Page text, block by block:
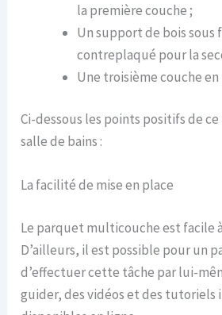
la première couche ;
Un support de bois sous
contreplaqué pour la
Une troisième couche en
Ci-dessous les points positifs de
salle de bains :
La facilité de mise en place
Le parquet multicouche est facile
D’ailleurs, il est possible pour un
d’effectuer cette tâche par lui-
guider, des vidéos et des tutoriels